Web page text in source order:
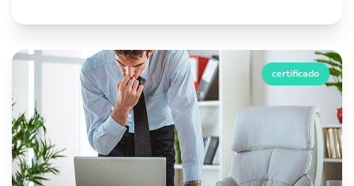
certificado